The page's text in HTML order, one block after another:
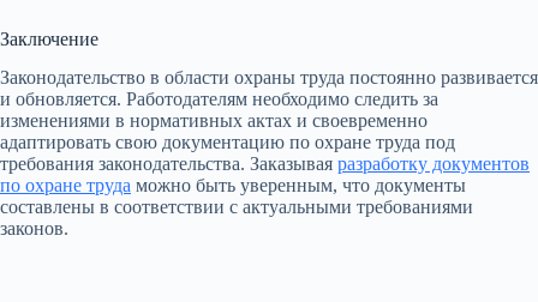
Заключение
Законодательство в области охраны труда постоянно развивается
и обновляется. Работодателям необходимо следить за
изменениями в нормативных актах и своевременно
адаптировать свою документацию по охране труда под
требования законодательства. Заказывая разработку документов
по охране труда можно быть уверенным, что документы
составлены в соответствии с актуальными требованиями
законов.